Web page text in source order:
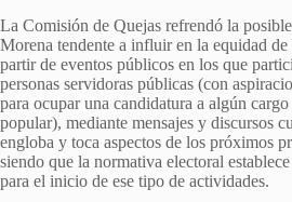
La Comisión de Quejas refrendó la
Morena tendente a influir en la equidad de
partir de eventos públicos en los que
personas servidoras públicas (con
para ocupar una candidatura a algún
popular), mediante mensajes y discursos
engloba y toca aspectos de los próximos
siendo que la normativa electoral
para el inicio de ese tipo de actividades.